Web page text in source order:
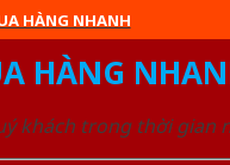
HÀNG NHANH
HÀNG
khách trong thời gian